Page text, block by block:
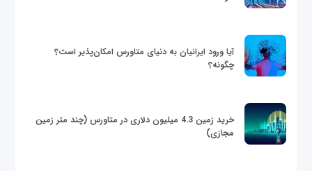
آیا ورود ایرانیان به دنیای متاورس امکان‌پذیر است؟
چگونه؟
خرید زمین 4.3 میلیون دلاری در متاورس (چند متر زمین
مجازی)